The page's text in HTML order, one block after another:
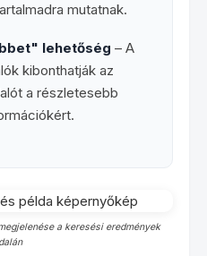
mutatnak.
lehetőség – A
kibonthatják az
a részletesebb
a keresési eredmények